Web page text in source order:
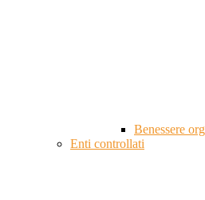
Benessere
Enti controllati